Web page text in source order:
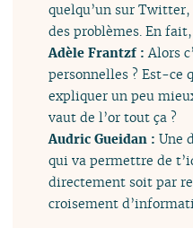
quelqu’un sur
des problèmes. En
Adèle Frantzf :Alors
personnelles ? Est-ce
expliquer un peu
vaut de l’or tout ça ?
Audric Gueidan :Une
qui va permettre de
directement soit par
croisement